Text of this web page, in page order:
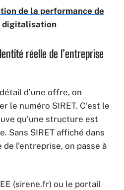
de la performance de
digitalisation
réelle de l’entreprise
d’une offre, on
le numéro SIRET. C’est le
qu’une structure est
Sans SIRET affiché dans
de l’entreprise, on passe à
(sirene.fr) ou le portail